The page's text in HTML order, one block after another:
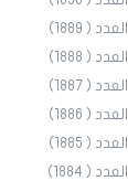
العدد ( 1889)
العدد ( 1888)
العدد ( 1887)
العدد ( 1886)
العدد ( 1885)
العدد ( 1884)